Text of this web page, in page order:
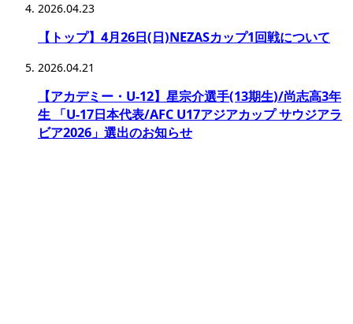
2026.04.23
【トップ】4月26日(日)NEZASカップ1回戦について
2026.04.21
【アカデミー・U-12】星宗介選手(13期生)/尚志高3年
生 「U-17日本代表/AFC U17アジアカップ サウジアラ
ビア2026」選出のお知らせ